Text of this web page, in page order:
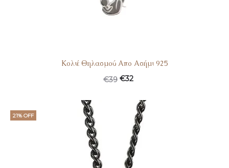
Κολιέ Θηλασμού Απο Ασήμι 925
€39 €32
21% OFF